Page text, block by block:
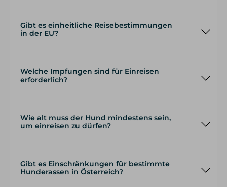
Gibt es einheitliche Reisebestimmungen
in der EU?
Tollwutimpfung
Welche Impfungen sind für Einreisen
erforderlich?
Tollwutimpfung
Wie alt muss der Hund mindestens sein,
um einreisen zu dürfen?
Gibt es Einschränkungen für bestimmte
Hunderassen in Österreich?